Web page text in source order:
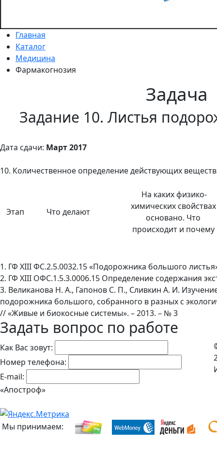
Главная
Каталог
Медицина
Фармакогнозия
Задача
Задание 10. Листья
Дата сдачи: Март 2017
10. Количественное определение действующих
Этап Что делают
На каких физико-
химических свойствах
основано. Что
происходит и почему
1. ГФ XIII ФС.2.5.0032.15 «Подорожника большого
2. ГФ XIII ОФС.1.5.3.0006.15 Определение содержания
3. Великанова Н. А., Гапонов С. П., Сливкин А. И.
подорожника большого, собранного в разных с
// «Живые и биокосные системы». – 2013. – № 3
Задать вопрос по работе
Как Вас зовут:
Номер телефона:
E-mail:
«Апостроф»
Мы принимаем: